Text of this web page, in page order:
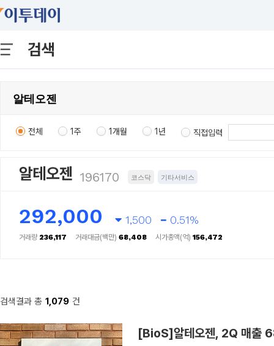
검색
전체 1주 1개월 1년 직접입력
알테오젠 196170 코스닥 기타서비스
292,000 1,500 0.51%
거래량 236,117 거래대금(백만) 68,408 시가총액(억) 156,472
검색결과 총 1,079 건
[BioS]알테오젠, 2Q 매출